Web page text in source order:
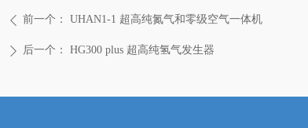
ꄴ 前一个： UHAN1-1 超高纯氮气和零级空气一体机
ꄲ 后一个： HG300 plus 超高纯氢气发生器